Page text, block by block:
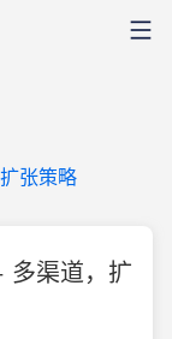
张策略
多渠道，扩